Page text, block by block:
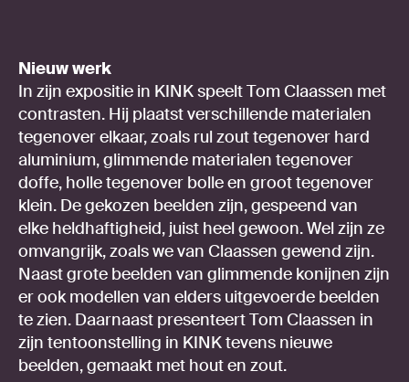
Nieuw werk
In zijn expositie in KINK speelt Tom Claassen met
contrasten. Hij plaatst verschillende materialen
tegenover elkaar, zoals rul zout tegenover hard
aluminium, glimmende materialen tegenover
doffe, holle tegenover bolle en groot tegenover
klein. De gekozen beelden zijn, gespeend van
elke heldhaftigheid, juist heel gewoon. Wel zijn ze
omvangrijk, zoals we van Claassen gewend zijn.
Naast grote beelden van glimmende konijnen zijn
er ook modellen van elders uitgevoerde beelden
te zien. Daarnaast presenteert Tom Claassen in
zijn tentoonstelling in KINK tevens nieuwe
beelden, gemaakt met hout en zout.